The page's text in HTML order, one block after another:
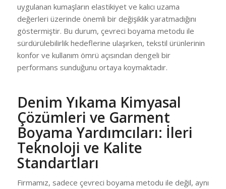
uygulanan kumaşların elastikiyet ve kalıcı uzama
değerleri üzerinde önemli bir değişiklik yaratmadığını
göstermiştir. Bu durum, çevreci boyama metodu ile
sürdürülebilirlik hedeflerine ulaşırken, tekstil ürünlerinin
konfor ve kullanım ömrü açısından dengeli bir
performans sunduğunu ortaya koymaktadır.
Denim Yıkama Kimyasal
Çözümleri ve Garment
Boyama Yardımcıları: İleri
Teknoloji ve Kalite
Standartları
Firmamız, sadece çevreci boyama metodu ile değil, aynı